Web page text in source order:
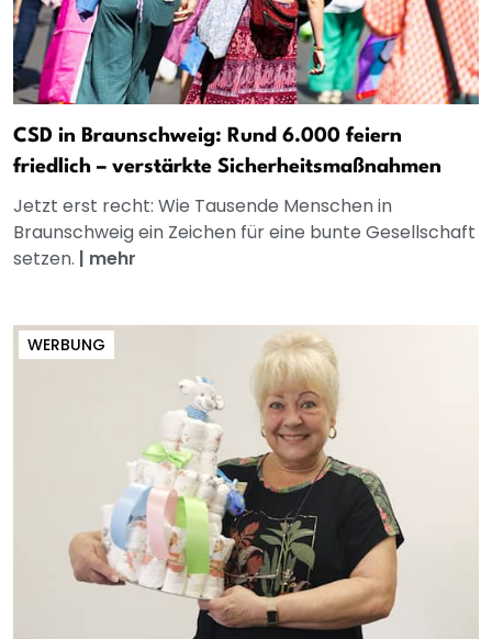
CSD in Braunschweig: Rund 6.000 feiern
friedlich – verstärkte Sicherheitsmaßnahmen
Jetzt erst recht: Wie Tausende Menschen in
Braunschweig ein Zeichen für eine bunte Gesellschaft
setzen. | mehr
WERBUNG